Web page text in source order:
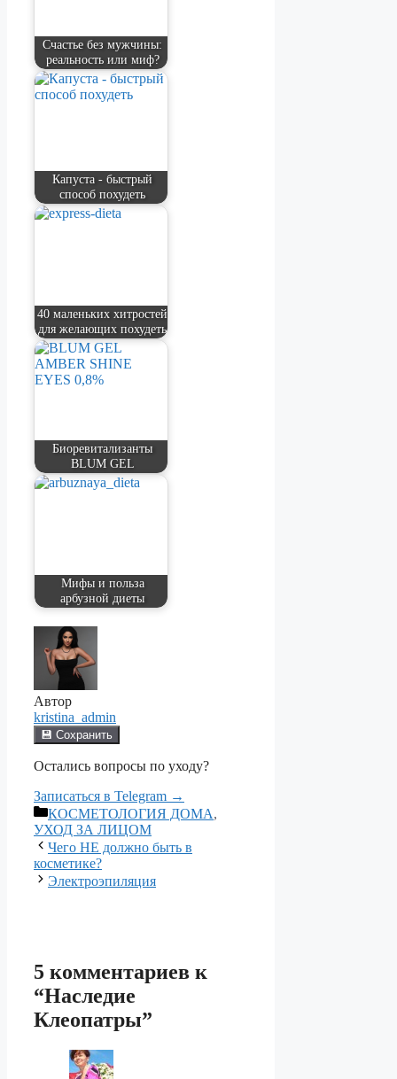
Счастье без мужчины:
реальность или миф?
Капуста - быстрый
способ похудеть
40 маленьких хитростей
для желающих похудеть
Биоревитализанты
BLUM GEL
Мифы и польза
арбузной диеты
Автор
kristina_admin
💾 Сохранить
Остались вопросы по уходу?
Записаться в Telegram →
Рубрики
КОСМЕТОЛОГИЯ ДОМА,
УХОД ЗА ЛИЦОМ
Чего НЕ должно быть в
косметике?
Электроэпиляция
5 комментариев к
“Наследие
Клеопатры”